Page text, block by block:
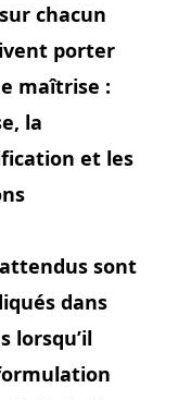
chacun
porter
maîtrise :
la
et les
sont
dans
lorsqu’il